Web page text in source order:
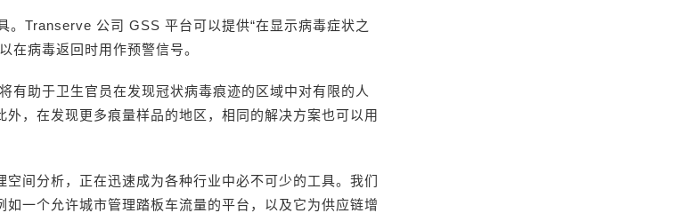
。Transerve 公司 GSS 平台可以提供“在显示病毒症状之
在病毒返回时用作预警信号。
有助于卫生官员在发现冠状病毒痕迹的区域中对有限的人
，在发现更多痕量样品的地区，相同的解决方案也可以用
间分析，正在迅速成为各种行业中必不可少的工具。我们
如一个允许城市管理踏板车流量的平台，以及它为供应链增